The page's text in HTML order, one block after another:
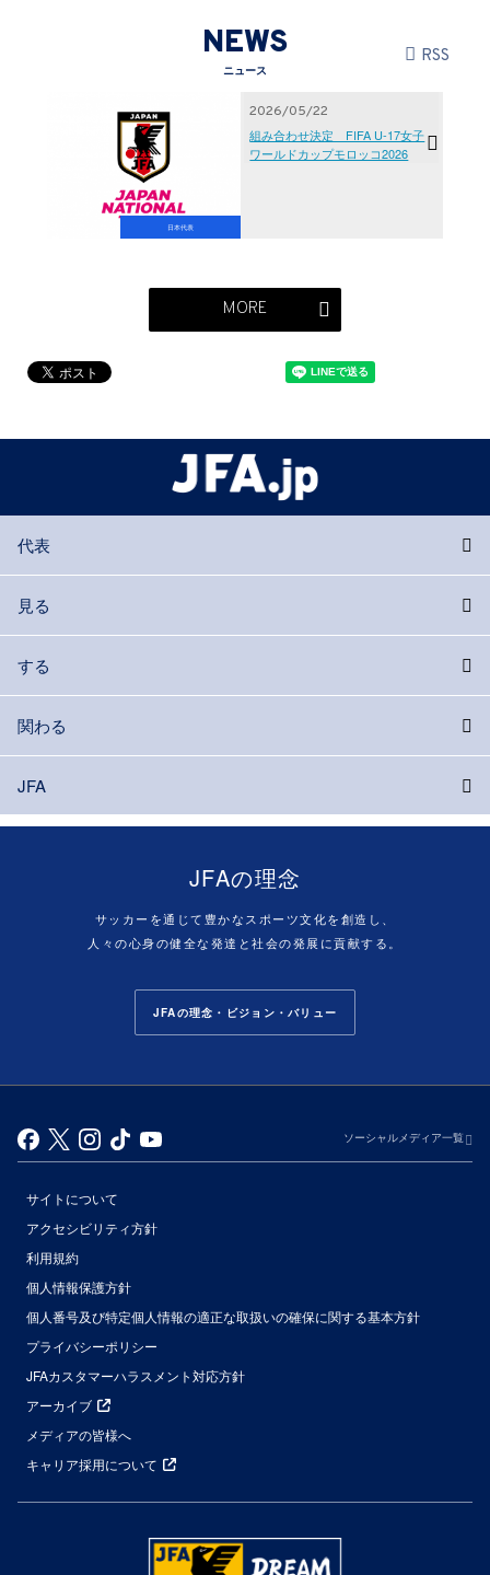
NEWS
ニュース
RSS
日本代表
2026/05/22
組み合わせ決定 FIFA U-17女子
ワールドカップモロッコ2026
MORE
代表
見る
する
関わる
JFA
JFAの理念
サッカーを通じて豊かなスポーツ文化を創造し、
人々の心身の健全な発達と社会の発展に貢献する。
JFAの理念・ビジョン・バリュー
ソーシャルメディア一覧
サイトについて
アクセシビリティ方針
利用規約
個人情報保護方針
個人番号及び特定個人情報の適正な取扱いの確保に関する基本方針
プライバシーポリシー
JFAカスタマーハラスメント対応方針
アーカイブ
メディアの皆様へ
キャリア採用について